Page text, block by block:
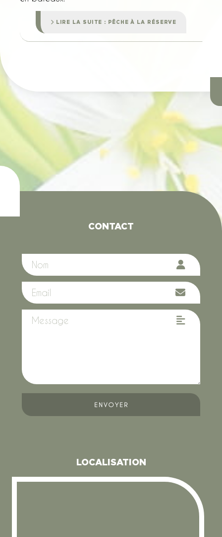
LIRE LA SUITE : PÊCHE À LA RÉSERVE
CONTACT
ENVOYER
LOCALISATION